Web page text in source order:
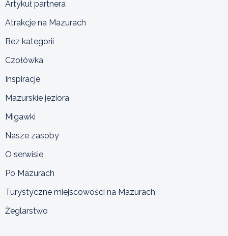
Artykuł partnera
Atrakcje na Mazurach
Bez kategorii
Czołówka
Inspiracje
Mazurskie jeziora
Migawki
Nasze zasoby
O serwisie
Po Mazurach
Turystyczne miejscowości na Mazurach
Żeglarstwo